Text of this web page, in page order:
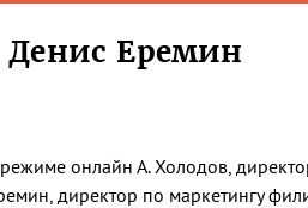
Денис Еремин
онлайн А. Холодов,
директор по маркетингу